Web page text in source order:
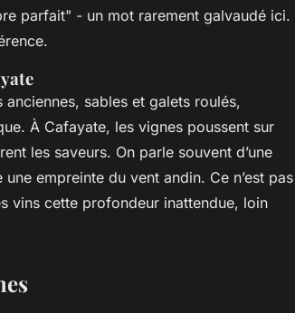
parfait" - un mot rarement galvaudé ici.
sables et galets roulés,
À Cafayate, les vignes poussent sur
les saveurs. On parle souvent d’une
empreinte du vent andin. Ce n’est pas
vins cette profondeur inattendue, loin